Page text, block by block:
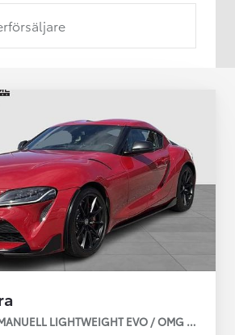
LIGHTWEIGHT EVO / OMG LEV!